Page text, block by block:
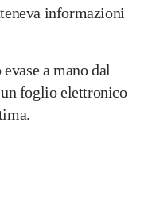
informazioni
a mano dal
foglio elettronico